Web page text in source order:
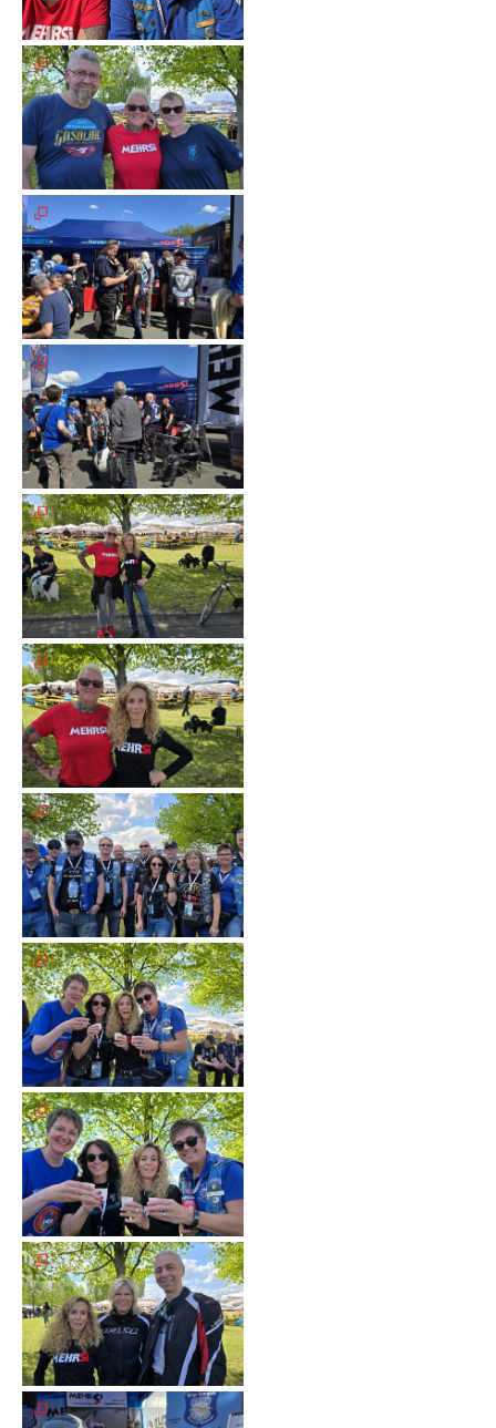
Kurvenleittafel
Galerien
Galerie
2026
Galerie
2025
Galerie
2024
Galerie
2023
Galerie
2022
Galerie
2021
Galerie
2020
Galerie
2019
Galerie
2018
Galerie
2017
Galerie
2016
Galerie
2015
Galerie
2014
Galerie
2013
Galerie
2012
Galerie
2011
Galerie
2010
Galerie
2009
Galerie
2008
Galerie
2007
Galerie
2006
Galerie
2005